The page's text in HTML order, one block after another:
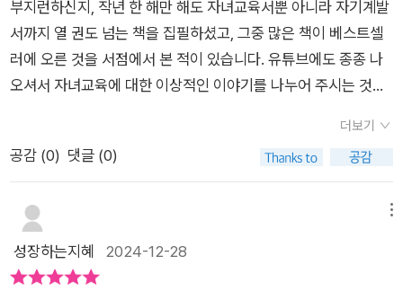
생각이 듭니다. 특히 겨울방학을 맞아 어휘력은 물론 감성적이고
올바른 가치를 다시금 생각해 보는 시간을 매일 루틴으로 만들어
보면 더 좋겠습니다. 새해에는 요 일력을 책상 위에 두고 아이와
매일 함께 필사해 봐야 하겠습니다 ^^*출판사로부터 책을 제공
중 5분 필사 3단계1단계 - 오늘의 어휘 : 단어의 정확한 뜻을 눈
으로 읽고 익혀요2단계 - 예먼 : 예시 문장을 소리 내 읽으며 어휘
의 쓰임을 이해해요.3단계 - 필사하기 : 오늘의 어휘가 담긴 문장
을 따라 쓰며 마음에 새겨요.하루 한 단어를 읽고, 한 단락의 짧은
필사를 해내는 일은 좋은 습관을 만들어주는 원동력이 될수있을
거같아요두꺼운 책이 아닌 일력으로 만들어지니 아이의 시선을
일러스트와 오늘의 어휘 가 담겨있어요.거부감없이 편하게 접할
수있는 일력으로 매일매일 필사를 접할수있는게 큰 장점이예요.
너무 멋진 작가님 말씀아이들이 따라 쓰는 문장은 곧 아이의 말이
되고 세상이 된다아이가 접하게되는 인생의 조언들. 낮설지만 쉽
부지런하신지, 작년 한 해만 해도 자녀교육서뿐 아니라 자기계발
서까지 열 권도 넘는 책을 집필하셨고, 그중 많은 책이 베스트셀
러에 오른 것을 서점에서 본 적이 있습니다. 유튜브에도 종종 나
오셔서 자녀교육에 대한 이상적인 이야기를 나누어 주시는 것을
활동을 할 수 있게 되었습니다.일력의 구성은 오늘의 어휘와 그
정의, 예문, 그리고 필사 코너로 되어 있습니다. 저는 7살인 우리
를 싫어하는 아이와 진행했다가 오히려 사이가 안 좋아질 우려가
있기에, 첫째와는 가볍게 읽어보기 활동만 했습니다. 반면, 둘째
는 또박또박 쓰는 것을 뿌듯해하고 자랑스러워하는 아이이기에
더보기
공감 (0) 댓글 (0)
성장하는지혜 2024-12-28